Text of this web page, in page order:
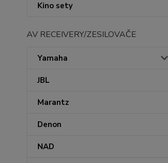
Kino sety
AV RECEIVERY/ZESILOVAČE
Yamaha
JBL
Marantz
Denon
NAD